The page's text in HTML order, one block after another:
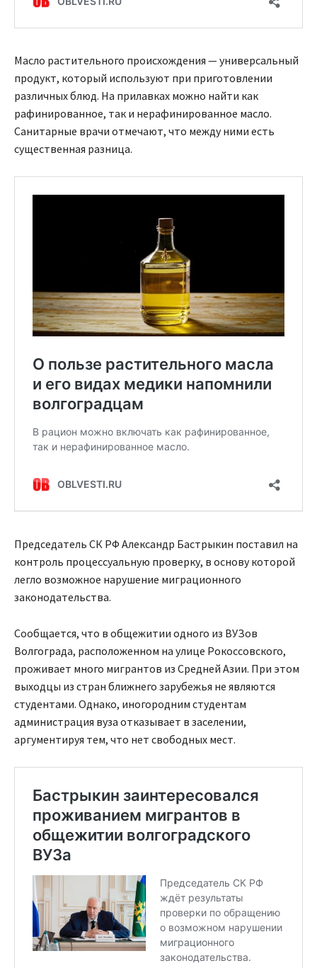
Масло растительного происхождения — универсальный
продукт, который используют при приготовлении
различных блюд. На прилавках можно найти как
рафинированное, так и нерафинированное масло.
Санитарные врачи отмечают, что между ними есть
существенная разница.
Председатель СК РФ Александр Бастрыкин поставил на
контроль процессуальную проверку, в основу которой
легло возможное нарушение миграционного
законодательства.
Сообщается, что в общежитии одного из ВУЗов
Волгограда, расположенном на улице Рокоссовского,
проживает много мигрантов из Средней Азии. При этом
выходцы из стран ближнего зарубежья не являются
студентами. Однако, иногородним студентам
администрация вуза отказывает в заселении,
аргументируя тем, что нет свободных мест.